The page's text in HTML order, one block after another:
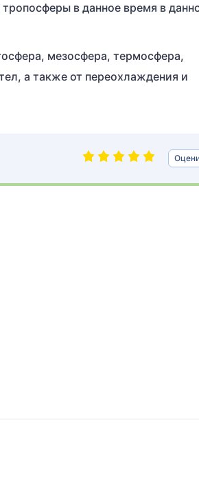
тропосферы в данное время в
мезосфера, термосфера,
а также от переохлаждения и